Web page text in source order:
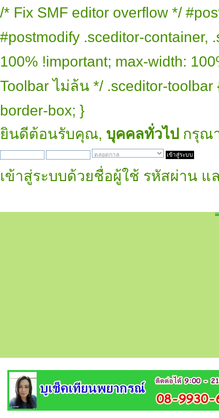
/* Fix SMF editor overflow */
#postmodify .sceditor-container,
100% !important; max-width:
Toolbar ไม่ล้น */ .sceditor-
border-box; }
ยินดีต้อนรับคุณ, บุคคลทั่วไป กรุณ
เข้าสู่ระบบด้วยชื่อผู้ใช้ รหัสผ่าน แ